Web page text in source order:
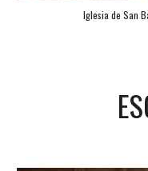
Iglesia de San